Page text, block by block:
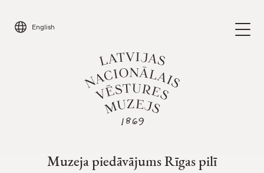
content
English
Muzeja piedāvājums Rīgas pilī